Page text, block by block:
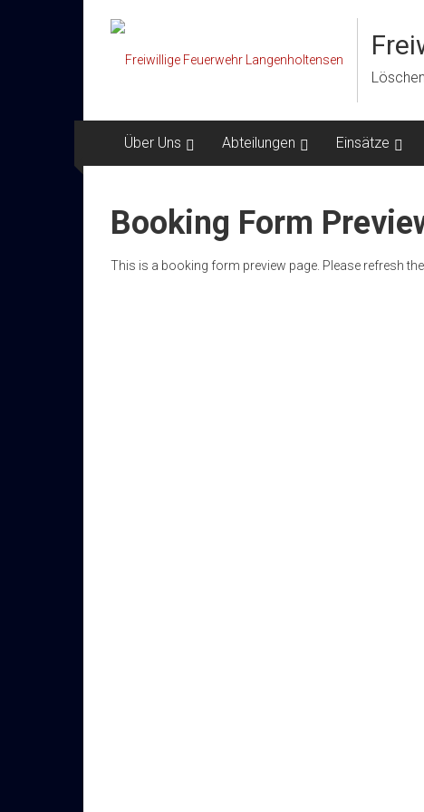
Inhalt
Über Uns Abteilungen Einsätze
Booking Form
This is a booking form preview page. Please refresh